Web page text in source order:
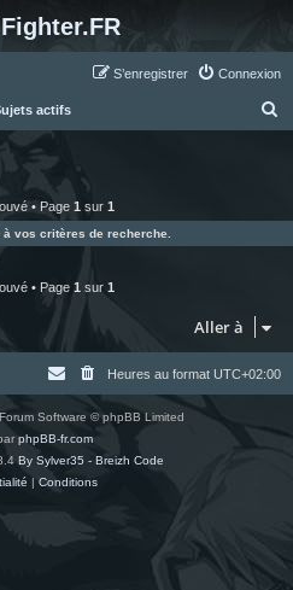
Connexion
S’enregistrer
actifs
e
r
• Page 1 sur 1
vos critères de recherche.
• Page 1 sur 1
Aller à
Heures au format UTC+02:00
Software © phpBB Limited
phpBB-fr.com
By Sylver35 - Breizh Code
| Conditions